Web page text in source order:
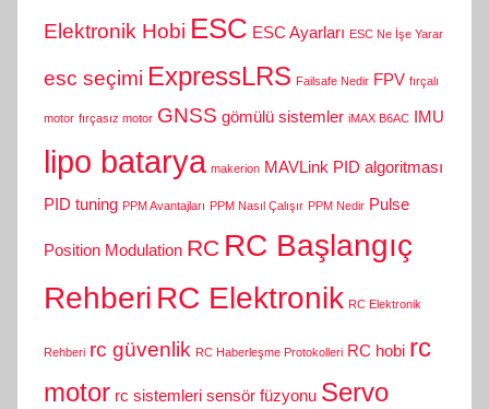
Elektronik Hobi ESC ESC Ayarları ESC Ne İşe Yarar
esc seçimi ExpressLRS Failsafe Nedir FPV fırçalı
motor fırçasız motor GNSS gömülü sistemler iMAX B6AC IMU
lipo batarya makerion MAVLink PID algoritması
PID tuning PPM Avantajları PPM Nasıl Çalışır PPM Nedir Pulse
Position Modulation RC RC Başlangıç
Rehberi RC Elektronik RC Elektronik
Rehberi rc güvenlik RC Haberleşme Protokolleri RC hobi rc
motor rc sistemleri sensör füzyonu Servo